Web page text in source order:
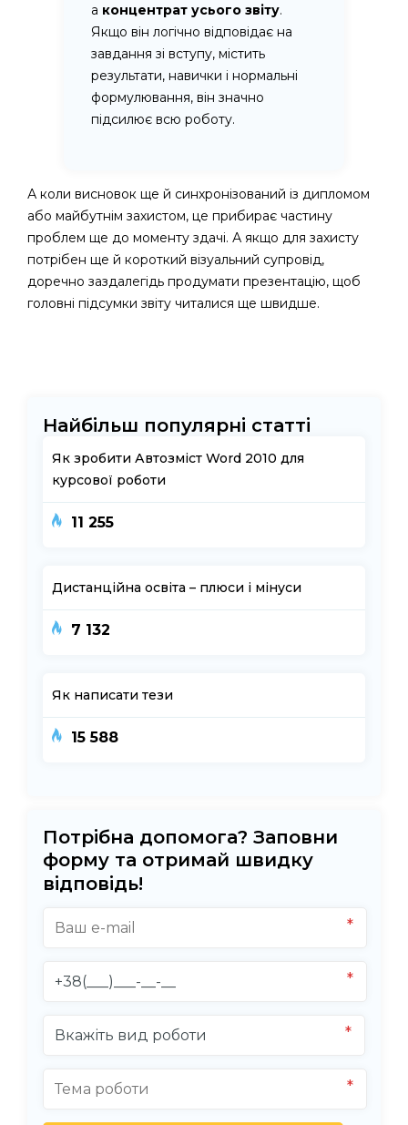
а концентрат усього звіту.
Якщо він логічно відповідає на
завдання зі вступу, містить
результати, навички і нормальні
формулювання, він значно
підсилює всю роботу.
А коли висновок ще й синхронізований із дипломом
або майбутнім захистом, це прибирає частину
проблем ще до моменту здачі. А якщо для захисту
потрібен ще й короткий візуальний супровід,
доречно заздалегідь продумати презентацію, щоб
головні підсумки звіту читалися ще швидше.
Найбільш популярні статті
Як зробити Автозміст Word 2010 для
курсової роботи
11 255
Дистанційна освіта – плюси і мінуси
7 132
Як написати тези
15 588
Потрібна допомога? Заповни
форму та отримай швидку
відповідь!